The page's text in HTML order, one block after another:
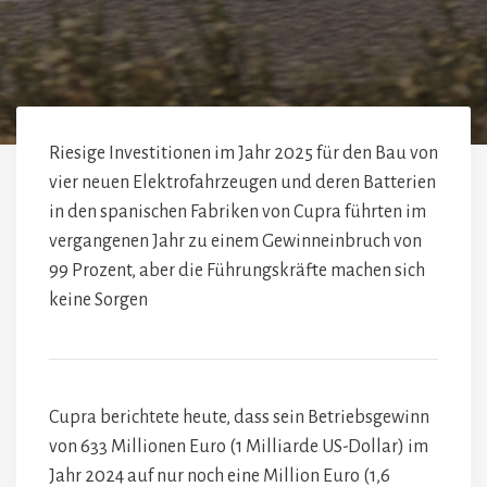
Riesige Investitionen im Jahr 2025 für den Bau von
vier neuen Elektrofahrzeugen und deren Batterien
in den spanischen Fabriken von Cupra führten im
vergangenen Jahr zu einem Gewinneinbruch von
99 Prozent, aber die Führungskräfte machen sich
keine Sorgen
Cupra berichtete heute, dass sein Betriebsgewinn
von 633 Millionen Euro (1 Milliarde US-Dollar) im
Jahr 2024 auf nur noch eine Million Euro (1,6